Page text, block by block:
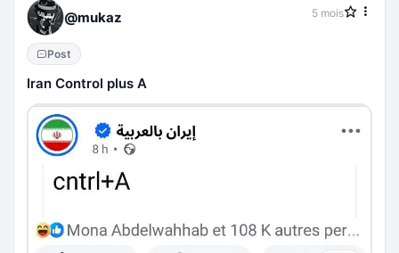
@mukaz 5 mois
Post
Iran Control plus A